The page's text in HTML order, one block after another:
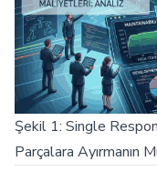
Şekil 1: Single
Parçalara Ayırmanın